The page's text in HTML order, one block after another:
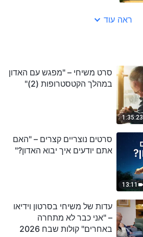
ראה עוד
1:35:23
סרט משיחי – "מפגש עם האדון
במהלך הקטסטרופות (2)"
13:11
סרטים נוצריים קצרים – "האם
אתם יודעים איך יבוא האדון?"
עדות של משיחי בסרטון וידיאו
– "אני כבר לא מתחרה
באחרים" קולות שבח 2026